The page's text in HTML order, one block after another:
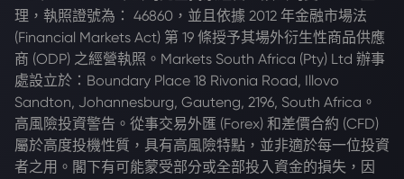
理，執照證號為： 46860，並且依據 2012 年金融市場法
(Financial Markets Act) 第 19 條授予其場外衍生性商品供應
商 (ODP) 之經營執照。Markets South Africa (Pty) Ltd 辦事
處設立於：Boundary Place 18 Rivonia Road, Illovo
Sandton, Johannesburg, Gauteng, 2196, South Africa。
高風險投資警告。從事交易外匯 (Forex) 和差價合約 (CFD)
屬於高度投機性質，具有高風險特點，並非適於每一位投資
者之用。閣下有可能蒙受部分或全部投入資金的損失，因